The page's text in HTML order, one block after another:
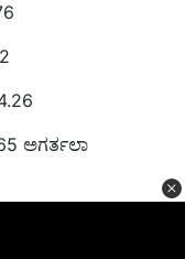
ಅಗರ್ತಲಾ